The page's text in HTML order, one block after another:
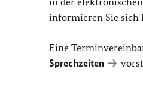
informieren Sie sich
Eine
Sprechzeiten